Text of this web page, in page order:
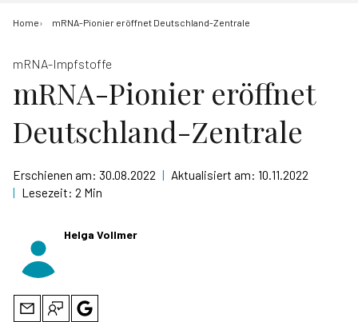
Home mRNA-Pionier eröffnet Deutschland-Zentrale
mRNA-Impfstoffe
mRNA-Pionier eröffnet
Deutschland-Zentrale
Erschienen am: 30.08.2022 | Aktualisiert am: 10.11.2022
| Lesezeit: 2 Min
Helga Vollmer